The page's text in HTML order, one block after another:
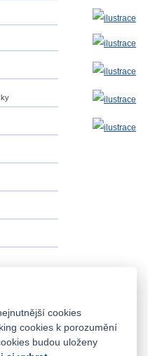
cookies
cookies k porozumění
budou uloženy